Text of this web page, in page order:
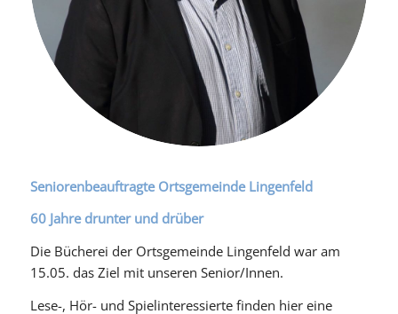
Seniorenbeauftragte Ortsgemeinde Lingenfeld
60 Jahre drunter und drüber
Die Bücherei der Ortsgemeinde Lingenfeld war am
15.05. das Ziel mit unseren Senior/Innen.
Lese-, Hör- und Spielinteressierte finden hier eine